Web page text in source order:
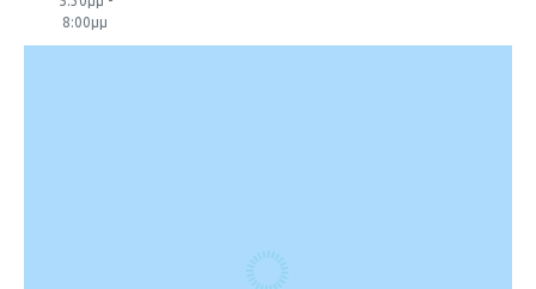
8:00μμ